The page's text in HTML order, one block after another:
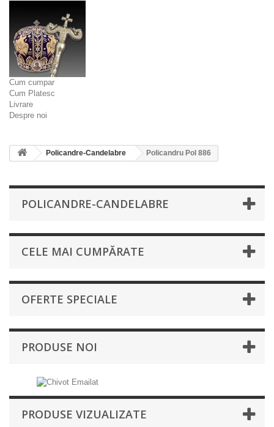
Cum cumpar
Cum Platesc
Livrare
Despre noi
Policandre-Candelabre Policandru Pol 886
POLICANDRE-CANDELABRE
CELE MAI CUMPĂRATE
OFERTE SPECIALE
PRODUSE NOI
PRODUSE VIZUALIZATE